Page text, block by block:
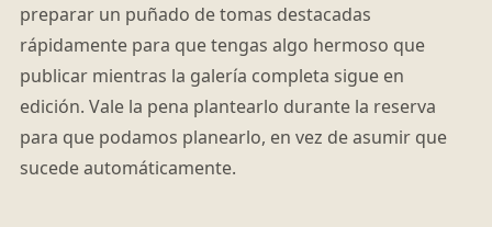
preparar un puñado de tomas destacadas
rápidamente para que tengas algo hermoso que
publicar mientras la galería completa sigue en
edición. Vale la pena plantearlo durante la reserva
para que podamos planearlo, en vez de asumir que
sucede automáticamente.